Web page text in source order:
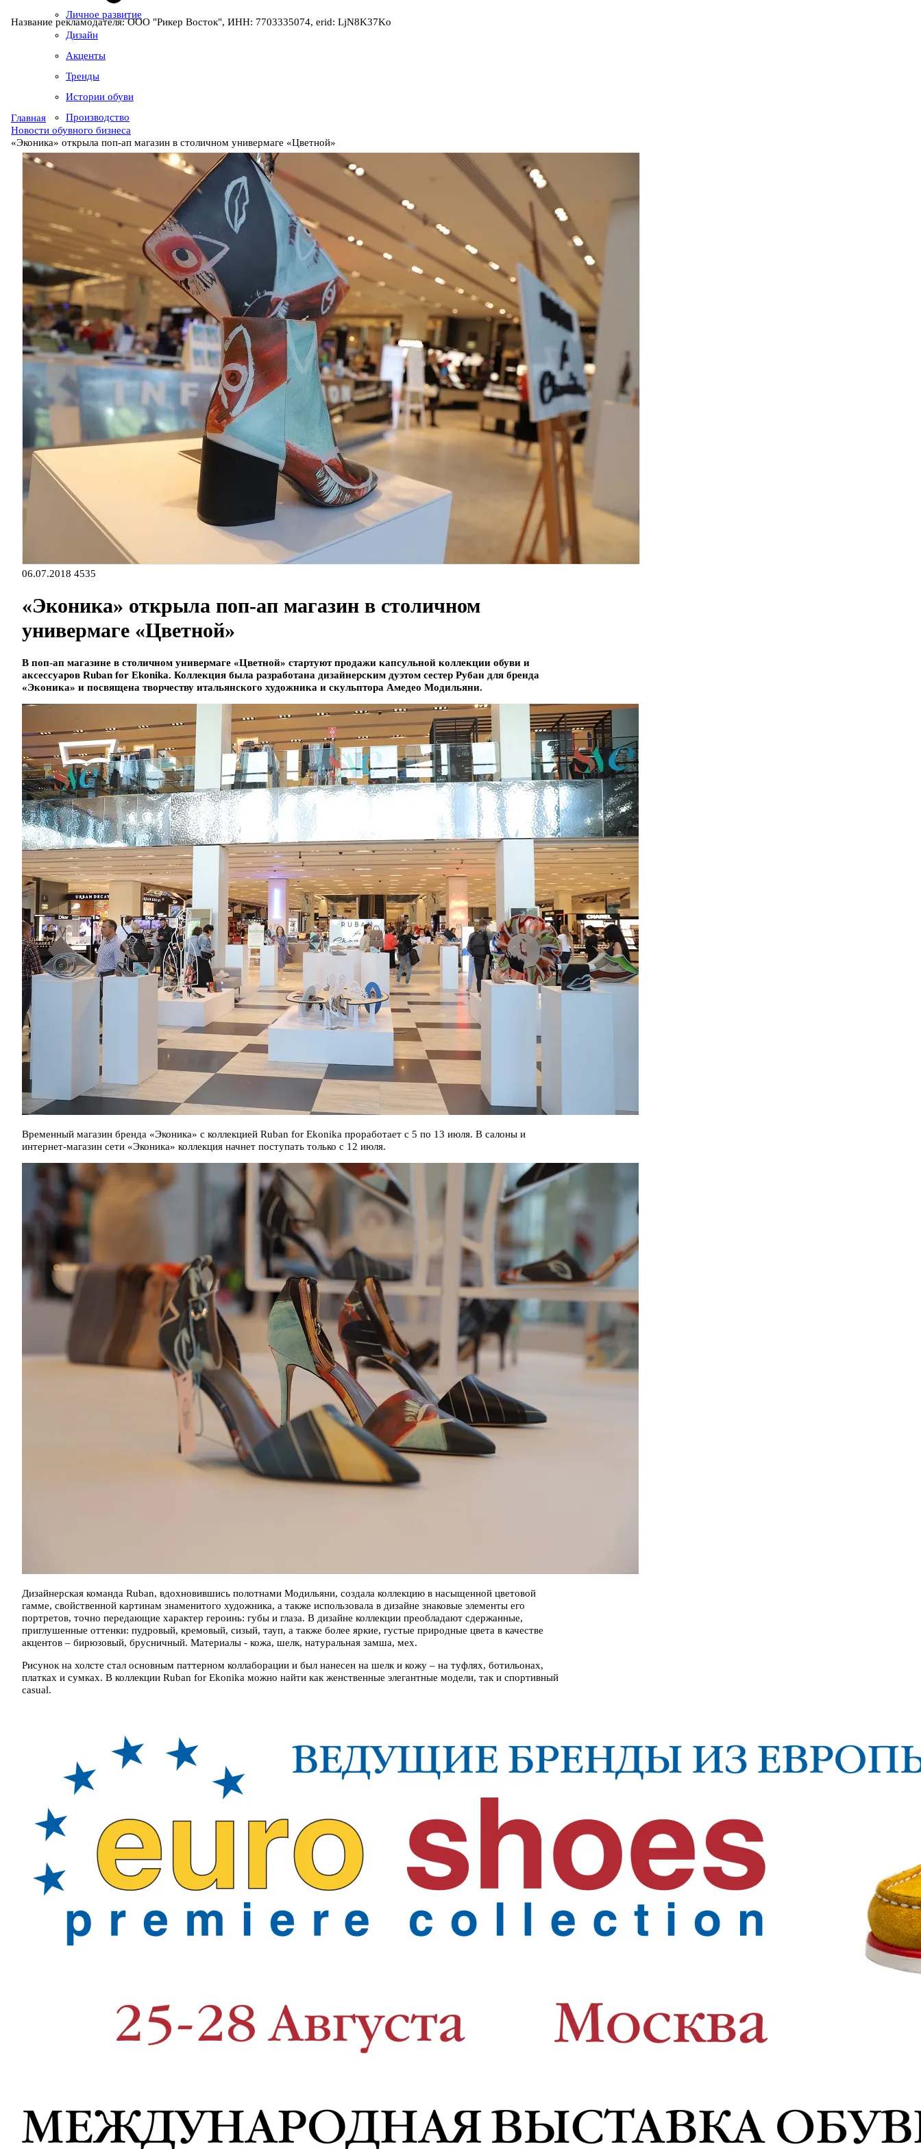
Личное развитие
Дизайн
Акценты
Тренды
Истории обуви
Производство
Название рекламодателя: ООО "Рикер Восток", ИНН: 7703335074, erid: LjN8K37Ko
Главная
Новости обувного бизнеса
«Эконика» открыла поп-ап магазин в столичном универмаге «Цветной»
06.07.2018 4535
«Эконика» открыла поп-ап магазин в столичном
универмаге «Цветной»
В поп-ап магазине в столичном универмаге «Цветной» стартуют продажи капсульной коллекции обуви и
аксессуаров Ruban for Ekonika. Коллекция была разработана дизайнерским дуэтом сестер Рубан для бренда
«Эконика» и посвящена творчеству итальянского художника и скульптора Амедео Модильяни.
Временный магазин бренда «Эконика» с коллекцией Ruban for Ekonika проработает с 5 по 13 июля. В салоны и
интернет-магазин сети «Эконика» коллекция начнет поступать только с 12 июля.
Дизайнерская команда Ruban, вдохновившись полотнами Модильяни, создала коллекцию в насыщенной цветовой
гамме, свойственной картинам знаменитого художника, а также использовала в дизайне знаковые элементы его
портретов, точно передающие характер героинь: губы и глаза. В дизайне коллекции преобладают сдержанные,
приглушенные оттенки: пудровый, кремовый, сизый, тауп, а также более яркие, густые природные цвета в качестве
акцентов – бирюзовый, брусничный. Материалы - кожа, шелк, натуральная замша, мех.
Рисунок на холсте стал основным паттерном коллаборации и был нанесен на шелк и кожу – на туфлях, ботильонах,
платках и сумках. В коллекции Ruban for Ekonika можно найти как женственные элегантные модели, так и спортивный
casual.